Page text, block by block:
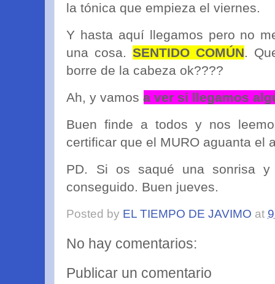
la tónica que empieza el viernes.
Y hasta aquí llegamos pero no
una cosa.SENTIDO COMÚN.
borre de la cabeza ok????
Ah, y vamosa ver si llegamos
Buen finde a todos y nos
certificar que el MURO aguanta el
PD. Si os saqué una sonrisa y
conseguido. Buen jueves.
Posted by EL TIEMPO DE JAVIMO at
No hay comentarios:
Publicar un comentario